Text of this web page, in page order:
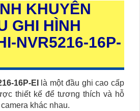
KHUYÊN
GHI HÌNH
NVR5216-16P-
16P-EI
là một đầu ghi cao cấp
thiết kế để tương thích và hỗ
khác nhau.